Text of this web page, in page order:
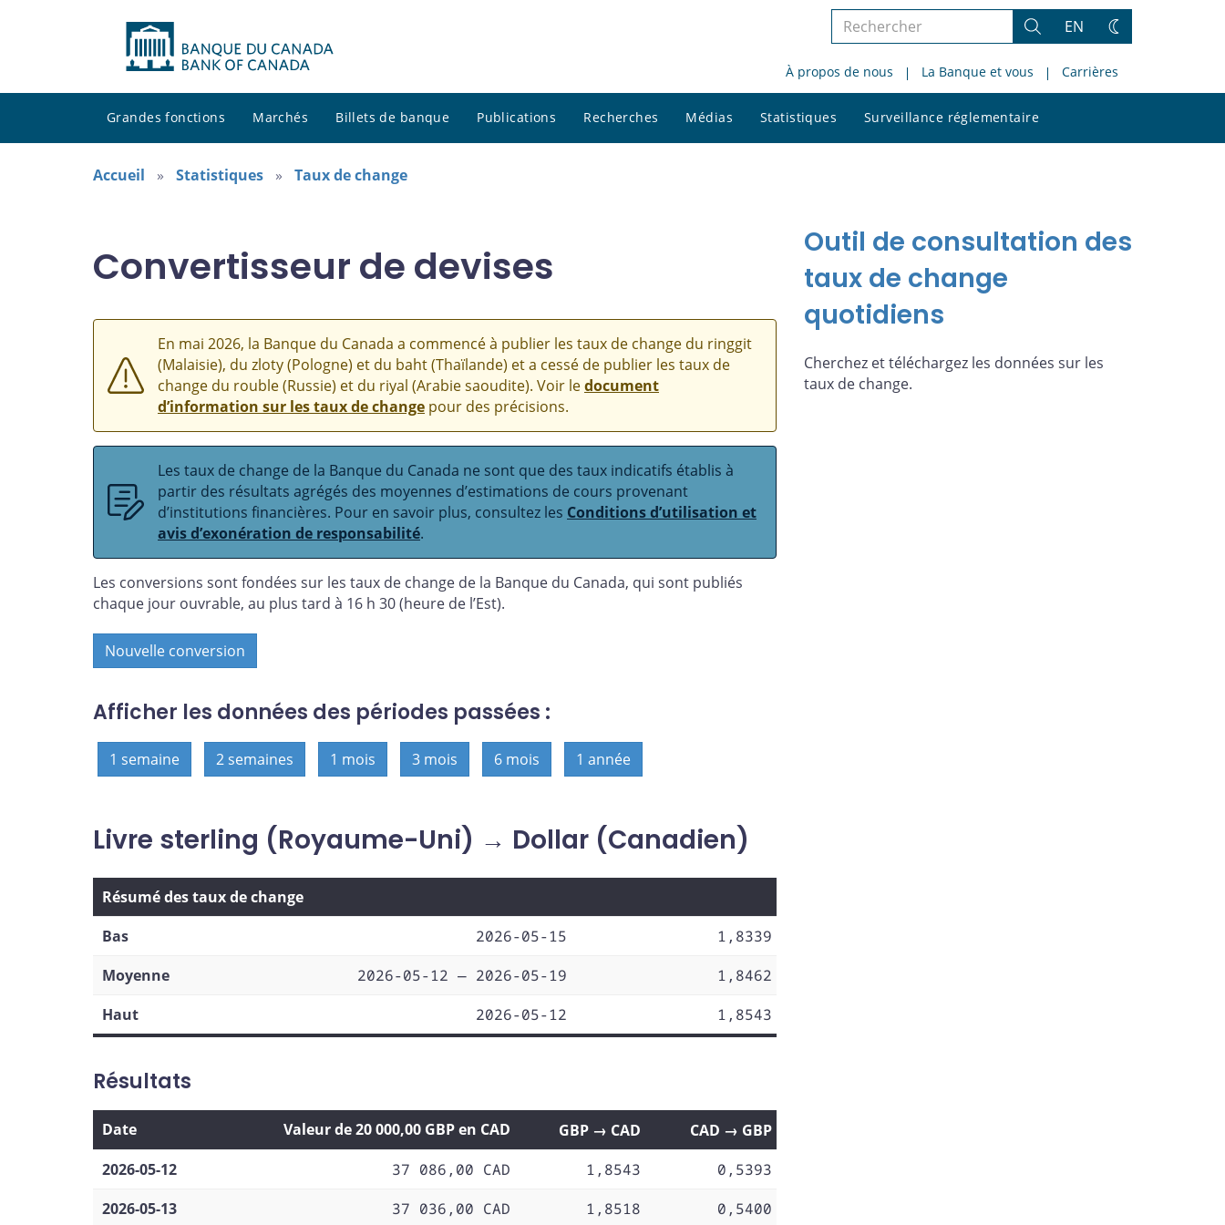
Rechercher
le
site
Rechercher
EN
Changez
thème
À propos de nous La Banque et vous Carrières
Grandes fonctions Marchés Billets de banque Publications Recherches Médias Statistiques Surveillance réglementaire
le
Accueil Statistiques Taux de change
Convertisseur de devises
En mai 2026, la Banque du Canada a commencé à publier les taux de change du ringgit
(Malaisie), du zloty (Pologne) et du baht (Thaïlande) et a cessé de publier les taux de
change du rouble (Russie) et du riyal (Arabie saoudite). Voir ledocument
d’information sur les taux de change pour des précisions.
Les taux de change de la Banque du Canada ne sont que des taux indicatifs établis à
partir des résultats agrégés des moyennes d’estimations de cours provenant
d’institutions financières. Pour en savoir plus, consultez les Conditions d’utilisation et
avis d’exonération de responsabilité.
Les conversions sont fondées sur les taux de change de la Banque du Canada, qui sont publiés
chaque jour ouvrable, au plus tard à 16 h 30 (heure de l’Est).
Nouvelle conversion
Afficher les données des périodes passées :
1 semaine 2 semaines 1 mois 3 mois 6 mois 1 année
Livre sterling (Royaume-Uni) → Dollar (Canadien)
Résumé des taux de change
Bas
2026-05-15
1,8339
Moyenne
2026-05-12 — 2026-05-19
1,8462
Haut
2026-05-12 1,8543
Résultats
Date Valeur de 20 000,00 GBP en CAD GBP → CAD
CAD → GBP
2026-05-12
37 086,00 CAD 1,8543
0,5393
2026-05-13
37 036,00 CAD 1,8518
0,5400
Outil de consultation des
taux de change
quotidiens
Cherchez et téléchargez les données sur les
taux de change.